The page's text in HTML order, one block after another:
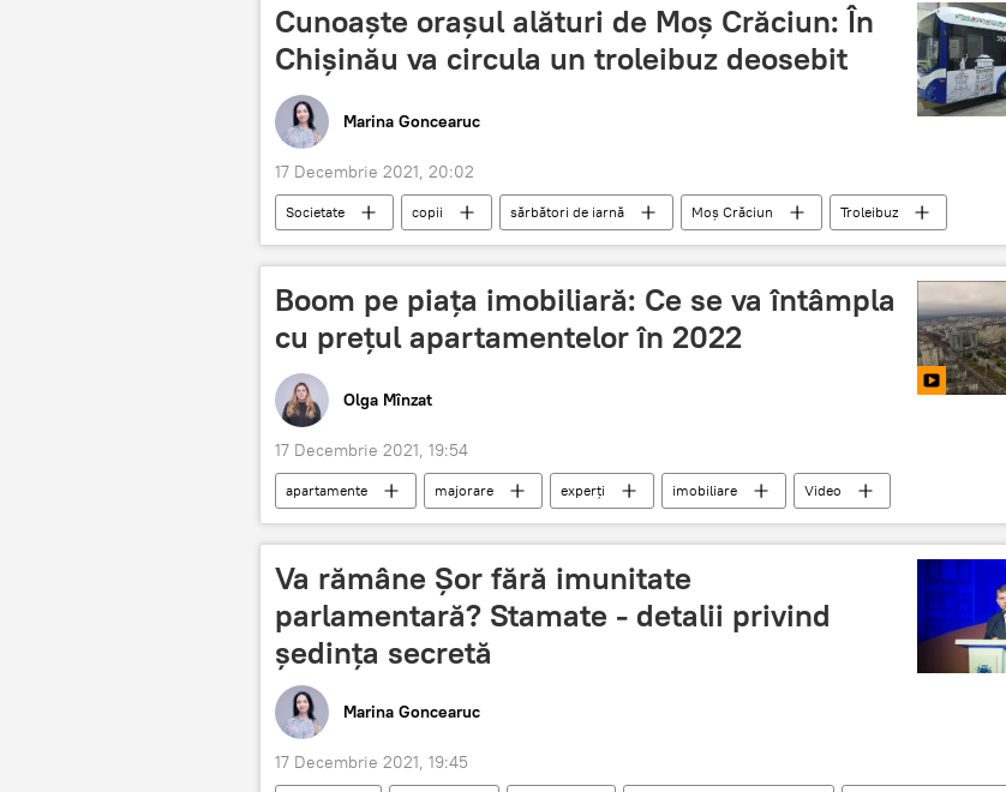
Cunoaște orașul alături de Moș Crăciun: În
Chișinău va circula un troleibuz deosebit
Marina Goncearuc
17 Decembrie 2021, 20:02
Societate copii sărbători de iarnă Moș Crăciun
Troleibuz
Știri din Moldova
Boom pe piața imobiliară: Ce se va întâmpla
cu prețul apartamentelor în 2022
Olga Mînzat
17 Decembrie 2021, 19:54
apartamente majorare experți imobiliare Video
Va rămâne Șor fără imunitate
parlamentară? Stamate - detalii privind
ședința secretă
Marina Goncearuc
17 Decembrie 2021, 19:45